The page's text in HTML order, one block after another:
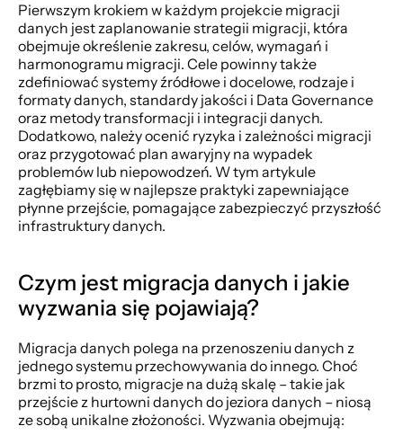
Pierwszym krokiem w każdym projekcie migracji
danych jest zaplanowanie strategii migracji, która
obejmuje określenie zakresu, celów, wymagań i
harmonogramu migracji. Cele powinny także
zdefiniować systemy źródłowe i docelowe, rodzaje i
formaty danych, standardy jakości i Data Governance
oraz metody transformacji i integracji danych.
Dodatkowo, należy ocenić ryzyka i zależności migracji
oraz przygotować plan awaryjny na wypadek
problemów lub niepowodzeń. W tym artykule
zagłębiamy się w najlepsze praktyki zapewniające
płynne przejście, pomagające zabezpieczyć przyszłość
infrastruktury danych.
Czym jest migracja danych i jakie
wyzwania się pojawiają?
Migracja danych polega na przenoszeniu danych z
jednego systemu przechowywania do innego. Choć
brzmi to prosto, migracje na dużą skalę – takie jak
przejście z hurtowni danych do jeziora danych – niosą
ze sobą unikalne złożoności. Wyzwania obejmują: